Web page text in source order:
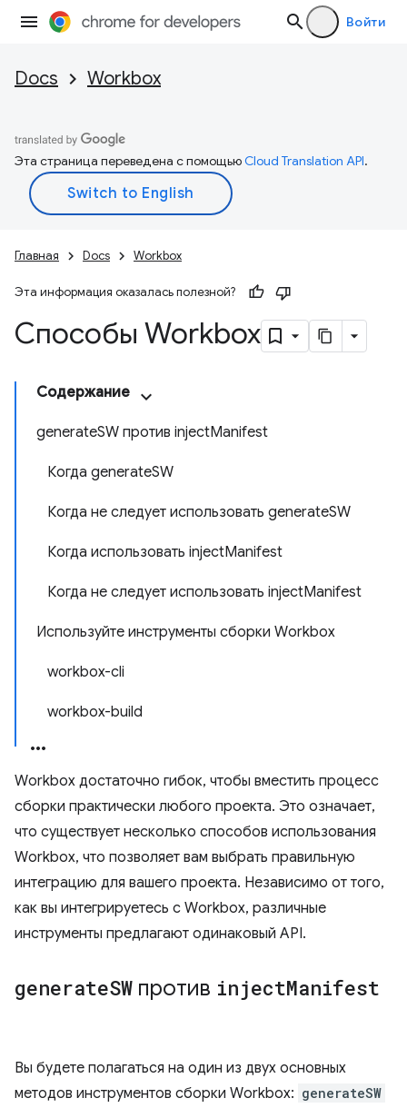
Войти
Docs Workbox
Эта страница переведена с помощьюCloud Translation API.
Главная Docs Workbox
Эта информация оказалась полезной?
Способы Workbox
Содержание
generateSW против injectManifest
Когда generateSW
Когда не следует использовать generateSW
Когда использовать injectManifest
Когда не следует использовать injectManifest
Используйте инструменты сборки Workbox
workbox-cli
workbox-build
Workbox достаточно гибок, чтобы вместить процесс
сборки практически любого проекта. Это означает,
что существует несколько способов использования
Workbox, что позволяет вам выбрать правильную
интеграцию для вашего проекта. Независимо от того,
как вы интегрируетесь с Workbox, различные
инструменты предлагают одинаковый API.
generateSW против injectManifest
Вы будете полагаться на один из двух основных
методов инструментов сборки Workbox: generateSW